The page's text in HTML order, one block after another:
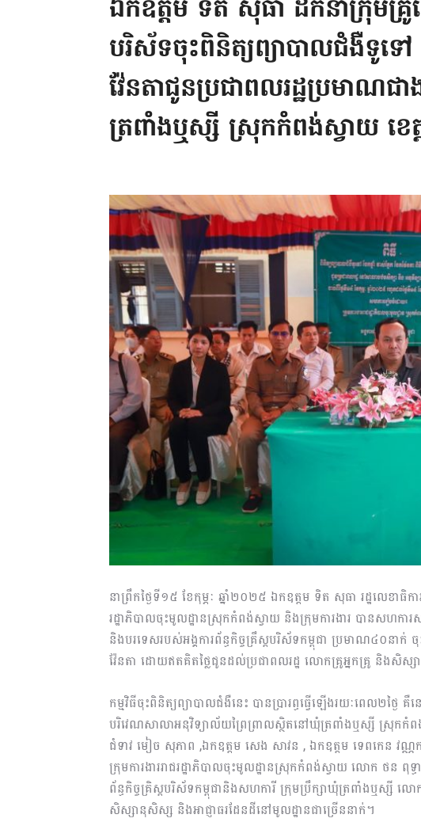
ឯកឧត្តម ទិត សុធា ដឹកនាំក្រុមគ្រូពេ
បរិស័ទចុះពិនិត្យព្យាបាលជំងឺទូទៅ
វ៉ែនតាជូនប្រជាពលរដ្ឋប្រមាណជ
ត្រពាំងឬស្សី ស្រុកកំពង់ស្វាយ ខេ
នាព្រឹកថ្ងៃទី១៥ ខែកុម្ភៈ ឆ្នាំ២០២៥ ឯកឧត្តម ទិត សុធា រដ្ឋលេខាធិកា
រដ្ឋាភិបាលចុះមូលដ្ឋានស្រុកកំពង់ស្វាយ និងក្រុមការងារ បានសហការ
និងបរទេសរបស់អង្គការព័ន្ធកិច្ចគ្រឹស្តបរិស័ទកម្ពុជា ប្រមាណ៤០នាក់
វ៉ែនតា ដោយឥតគិតថ្លៃជូនដល់ប្រជាពលរដ្ឋ លោកគ្រូអ្នកគ្រូ និងសិ
កម្មវិធីចុះពិនិត្យព្យាបាលជំងឺនេះ បានប្រារព្ធធ្វើឡើងរយៈពេល២ថ្ង
បរិវេណសាលាអនុវិទ្យាល័យព្រៃព្រាលស្ថិតនៅឃុំត្រពាំងឬស្សី ស្រុក
ជំទាវ មៀច សុភាព ,ឯកឧត្តម សេង សាវន , ឯកឧត្តម ទេពកេន វ
ក្រុមការងាររាជរដ្ឋាភិបាលចុះមូលដ្ឋានស្រុកកំពង់ស្វាយ លោក ថន
ព័ន្ធកិច្ចគ្រិស្តបរិស័ទកម្ពុជានិងសហការី ក្រុមប្រឹក្សាឃុំត្រពាំងឬស្សី
សិស្សានុសិស្ស និងអាជ្ញាធរដែនដីនៅមូលដ្ឋានជាច្រើននាក់។